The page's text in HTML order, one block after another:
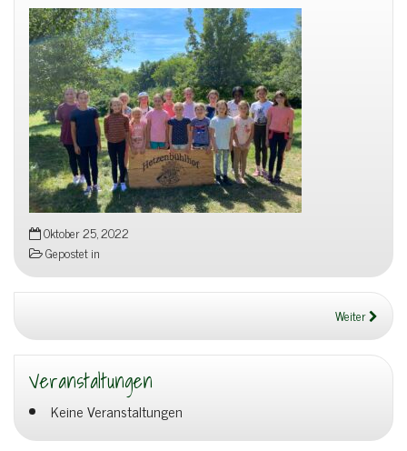
Oktober 25, 2022
Gepostet in
Weiter
Veranstaltungen
Keine Veranstaltungen